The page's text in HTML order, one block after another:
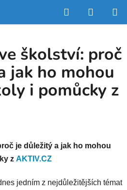
Hledat
KOŠÍK
školství: proč
jak ho mohou
i pomůcky z
je důležitý a jak ho mohou
z AKTIV.CZ
jedním z nejdůležitějších témat